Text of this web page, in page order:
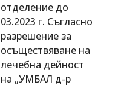
отделение до
03.2023 г. Съгласно
разрешение за
осъществяване на
лечебна дейност
на „УМБАЛ д-р